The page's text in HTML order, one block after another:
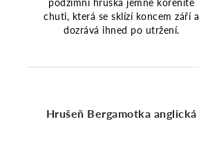
chuti, která se sklízí koncem září a
dozrává ihned po utržení.
Hrušeň Bergamotka anglická